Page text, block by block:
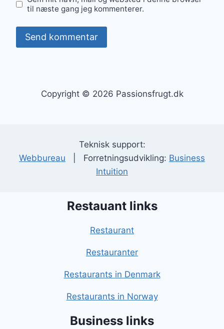
til næste gang jeg kommenterer.
Copyright © 2026 Passionsfrugt.dk
Teknisk support:
Webbureau | Forretningsudvikling: Business
Intuition
Restauant links
Restaurant
Restauranter
Restaurants in Denmark
Restaurants in Norway
Business links